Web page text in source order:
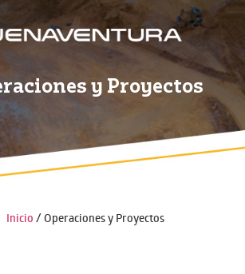
y Proyectos
Inicio / Operaciones y Proyectos